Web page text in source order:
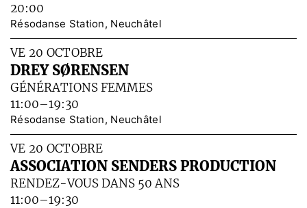
20:00
Résodanse Station, Neuchâtel
VE 20 OCTOBRE
DREY SØRENSEN
GÉNÉRATIONS FEMMES
11:00–19:30
Résodanse Station, Neuchâtel
VE 20 OCTOBRE
ASSOCIATION SENDERS PRODUCTION
RENDEZ-VOUS DANS 50 ANS
11:00–19:30